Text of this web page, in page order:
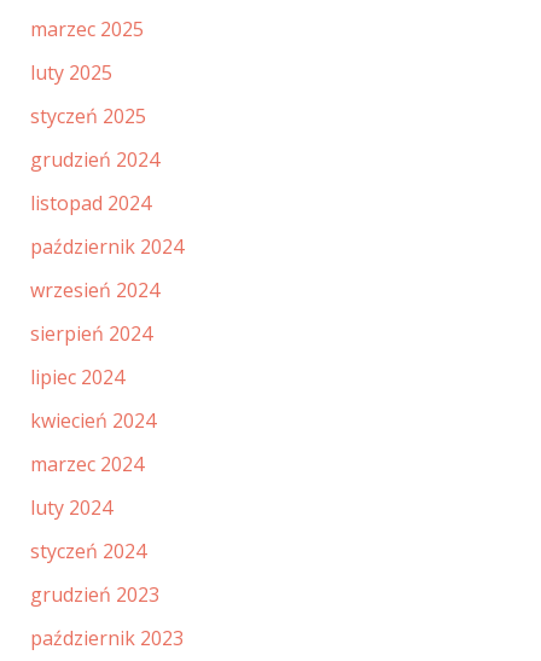
marzec 2025
luty 2025
styczeń 2025
grudzień 2024
listopad 2024
październik 2024
wrzesień 2024
sierpień 2024
lipiec 2024
kwiecień 2024
marzec 2024
luty 2024
styczeń 2024
grudzień 2023
październik 2023